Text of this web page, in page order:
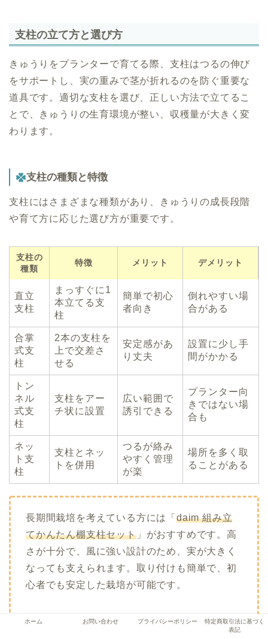
支柱の立て方と選び方
きゅうりをプランターで育てる際、支柱はつるの伸び
をサポートし、実の重みで茎が折れるのを防ぐ重要な
道具です。適切な支柱を選び、正しい方法で立てるこ
とで、きゅうりの生育環境が整い、収穫量が大きく変
わります。
支柱の種類と特徴
支柱にはさまざまな種類があり、きゅうりの成長段階
や育て方に応じた選び方が重要です。
支柱の
種類
特徴 メリット デメリット
直立
支柱
まっすぐに1
本立てる支
柱
簡単で初心
者向き
倒れやすい場
合がある
合掌
式支
柱
2本の支柱を
上で交差さ
せる
安定感があ
り丈夫
設置に少し手
間がかかる
トン
ネル
式支
柱
支柱をアー
チ状に設置
広い範囲で
誘引できる
プランター向
きではない場
合も
ネッ
ト支
柱
支柱とネッ
トを併用
つるが絡み
やすく管理
が楽
場所を多く取
ることがある
長期間栽培を考えている方には「 daim 組み立
てかんたん棚支柱セット」がおすすめです。高
さが十分で、風に強い設計のため、実が大きく
なっても支えられます。取り付けも簡単で、初
心者でも安定した栽培が可能です。
ホーム お問い合わせ プライバシーポリシー
特定商取引法に基づく
表記